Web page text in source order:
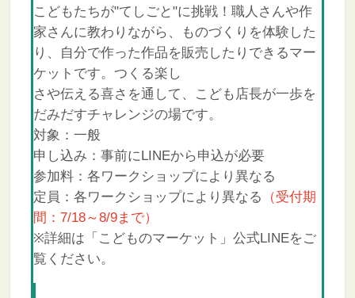
こどもたちが"てしごと"に挑戦！職人さんや作
家さんに教わりながら、ものづくりを体験した
り、自分で作った作品を販売したりできるマー
ケットです。つくる楽し
さや伝える喜さを通して、こども店長が一歩を
だみだすチャレンジの場です。
対象：一般
申し込み：事前にLINEから申込が必要
参加料：各ワークショップにより異なる
定員：各ワークショップにより異なる （受付期
間：7/18～8/9まで）
※詳細は「こどものマーケット」公式LINEをご
覧ください。